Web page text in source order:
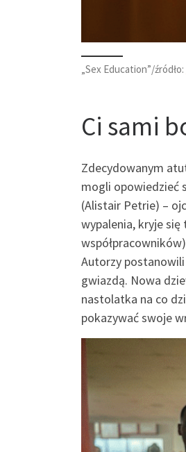
„Sex Education”/źródło:
Ci sami
Zdecydowanym
mogli opowiedzieć
(Alistair Petrie) –
wypalenia, kryje się
Autorzy
gwiazdą. Nowa
nastolatka na co
pokazywać swoje